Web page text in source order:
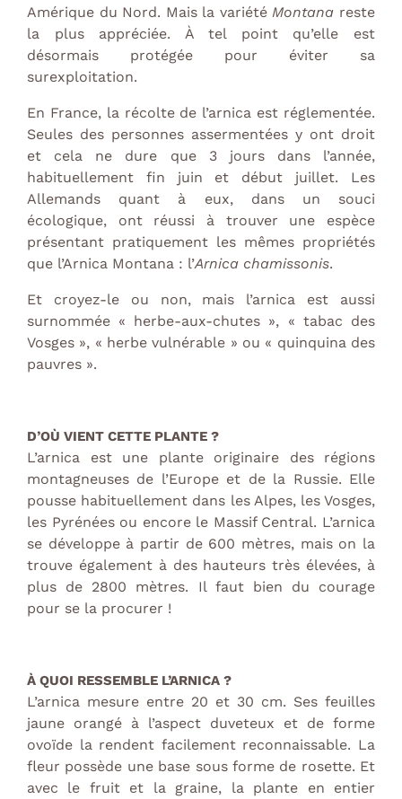
Amérique du Nord. Mais la variété Montana reste
la plus appréciée. À tel point qu’elle est
désormais protégée pour éviter sa
surexploitation.
En France, la récolte de l’arnica est réglementée.
Seules des personnes assermentées y ont droit
et cela ne dure que 3 jours dans l’année,
habituellement fin juin et début juillet. Les
Allemands quant à eux, dans un souci
écologique, ont réussi à trouver une espèce
présentant pratiquement les mêmes propriétés
que l’Arnica Montana : l’Arnica chamissonis.
Et croyez-le ou non, mais l’arnica est aussi
surnommée « herbe-aux-chutes », « tabac des
Vosges », « herbe vulnérable » ou « quinquina des
pauvres ».
D’OÙ VIENT CETTE PLANTE ?
L’arnica est une plante originaire des régions
montagneuses de l’Europe et de la Russie. Elle
pousse habituellement dans les Alpes, les Vosges,
les Pyrénées ou encore le Massif Central. L’arnica
se développe à partir de 600 mètres, mais on la
trouve également à des hauteurs très élevées, à
plus de 2800 mètres. Il faut bien du courage
pour se la procurer !
À QUOI RESSEMBLE L’ARNICA ?
L’arnica mesure entre 20 et 30 cm. Ses feuilles
jaune orangé à l’aspect duveteux et de forme
ovoïde la rendent facilement reconnaissable. La
fleur possède une base sous forme de rosette. Et
avec le fruit et la graine, la plante en entier